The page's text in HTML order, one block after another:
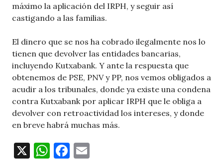
máximo la aplicación del IRPH, y seguir así
castigando a las familias.
El dinero que se nos ha cobrado ilegalmente nos lo
tienen que devolver las entidades bancarias,
incluyendo Kutxabank. Y ante la respuesta que
obtenemos de PSE, PNV y PP, nos vemos obligados a
acudir a los tribunales, donde ya existe una condena
contra Kutxabank por aplicar IRPH que le obliga a
devolver con retroactividad los intereses, y donde
en breve habrá muchas más.
X W F